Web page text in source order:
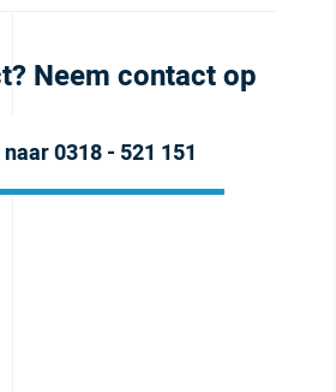
Neem contact op
0318 - 521 151